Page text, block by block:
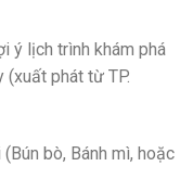
ý lịch trình khám phá
(xuất phát từ TP.
bò, Bánh mì, hoặc